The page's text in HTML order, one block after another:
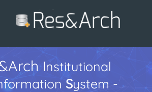
Institutional
System -